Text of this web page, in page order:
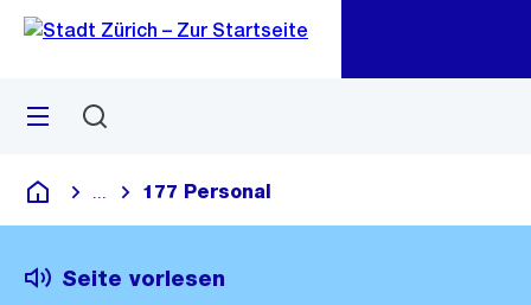
Navigation
Sprunglink
Menü
Deutsch
Blende alle Breadcrumbs ein
177 Personal
Seite vorlesen